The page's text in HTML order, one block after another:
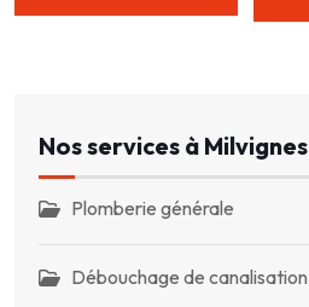
Nos services à Milvignes
Plomberie générale
Débouchage de canalisation